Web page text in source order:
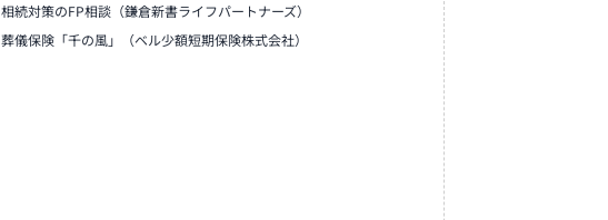
相続対策のFP相談（鎌倉新書ライフパートナーズ）
葬儀保険「千の風」（ベル少額短期保険株式会社）